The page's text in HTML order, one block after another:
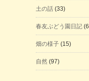
土の話 (33)
春友ぶどう園日記
畑の様子 (15)
自然 (97)